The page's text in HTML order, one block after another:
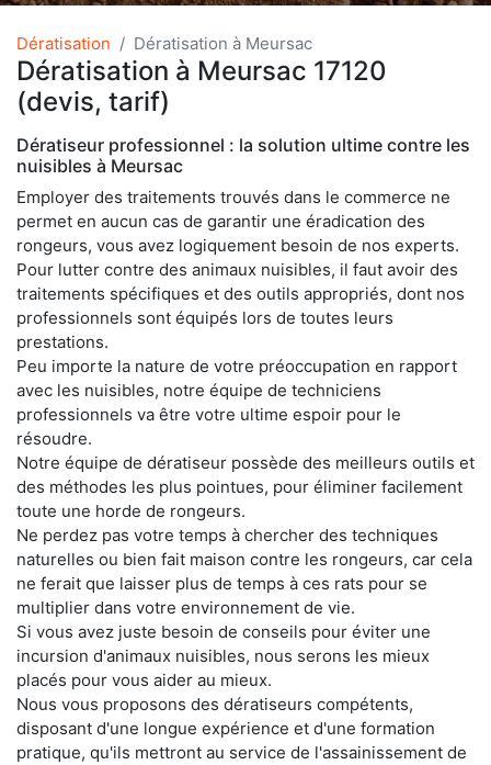
Dératisation Dératisation à Meursac
Dératisation à Meursac 17120
(devis, tarif)
Dératiseur professionnel : la solution ultime contre les
nuisibles à Meursac
Employer des traitements trouvés dans le commerce ne
permet en aucun cas de garantir une éradication des
rongeurs, vous avez logiquement besoin de nos experts.
Pour lutter contre des animaux nuisibles, il faut avoir des
traitements spécifiques et des outils appropriés, dont nos
professionnels sont équipés lors de toutes leurs
prestations.
Peu importe la nature de votre préoccupation en rapport
avec les nuisibles, notre équipe de techniciens
professionnels va être votre ultime espoir pour le
résoudre.
Notre équipe de dératiseur possède des meilleurs outils et
des méthodes les plus pointues, pour éliminer facilement
toute une horde de rongeurs.
Ne perdez pas votre temps à chercher des techniques
naturelles ou bien fait maison contre les rongeurs, car cela
ne ferait que laisser plus de temps à ces rats pour se
multiplier dans votre environnement de vie.
Si vous avez juste besoin de conseils pour éviter une
incursion d'animaux nuisibles, nous serons les mieux
placés pour vous aider au mieux.
Nous vous proposons des dératiseurs compétents,
disposant d'une longue expérience et d'une formation
pratique, qu'ils mettront au service de l'assainissement de